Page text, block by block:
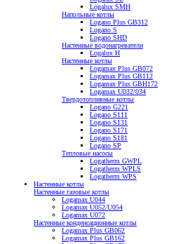
Logalux SMH
Напольные котлы
Logano Plus GB312
Logano S
Logano SHD
Настенные водонагреватели
Logalux H
Настенные котлы
Logamax Plus GB072
Logamax Plus GB112
Logamax Plus GBH172
Logamax U032/034
Твердотопливные котлы
Logano G221
Logano S111
Logano S131
Logano S171
Logano S181
Logano SP
Тепловые насосы
Logatherm GWPL
Logatherm WPLS
Logatherm WPS
Настенные котлы
Настенные газовые котлы
Logamax U044
Logamax U052/U054
Logamax U072
Настенные конденсационные котлы
Logamax Plus GB062
Logamax Plus GB162